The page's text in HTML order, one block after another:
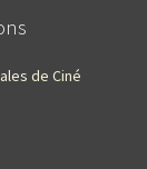
de Ciné